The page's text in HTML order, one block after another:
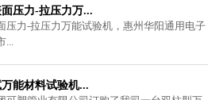
压力-拉压力万...
压力-拉压力万能试验机，惠州华阳通用电子
能材料试验机...
熔体流动速率（...